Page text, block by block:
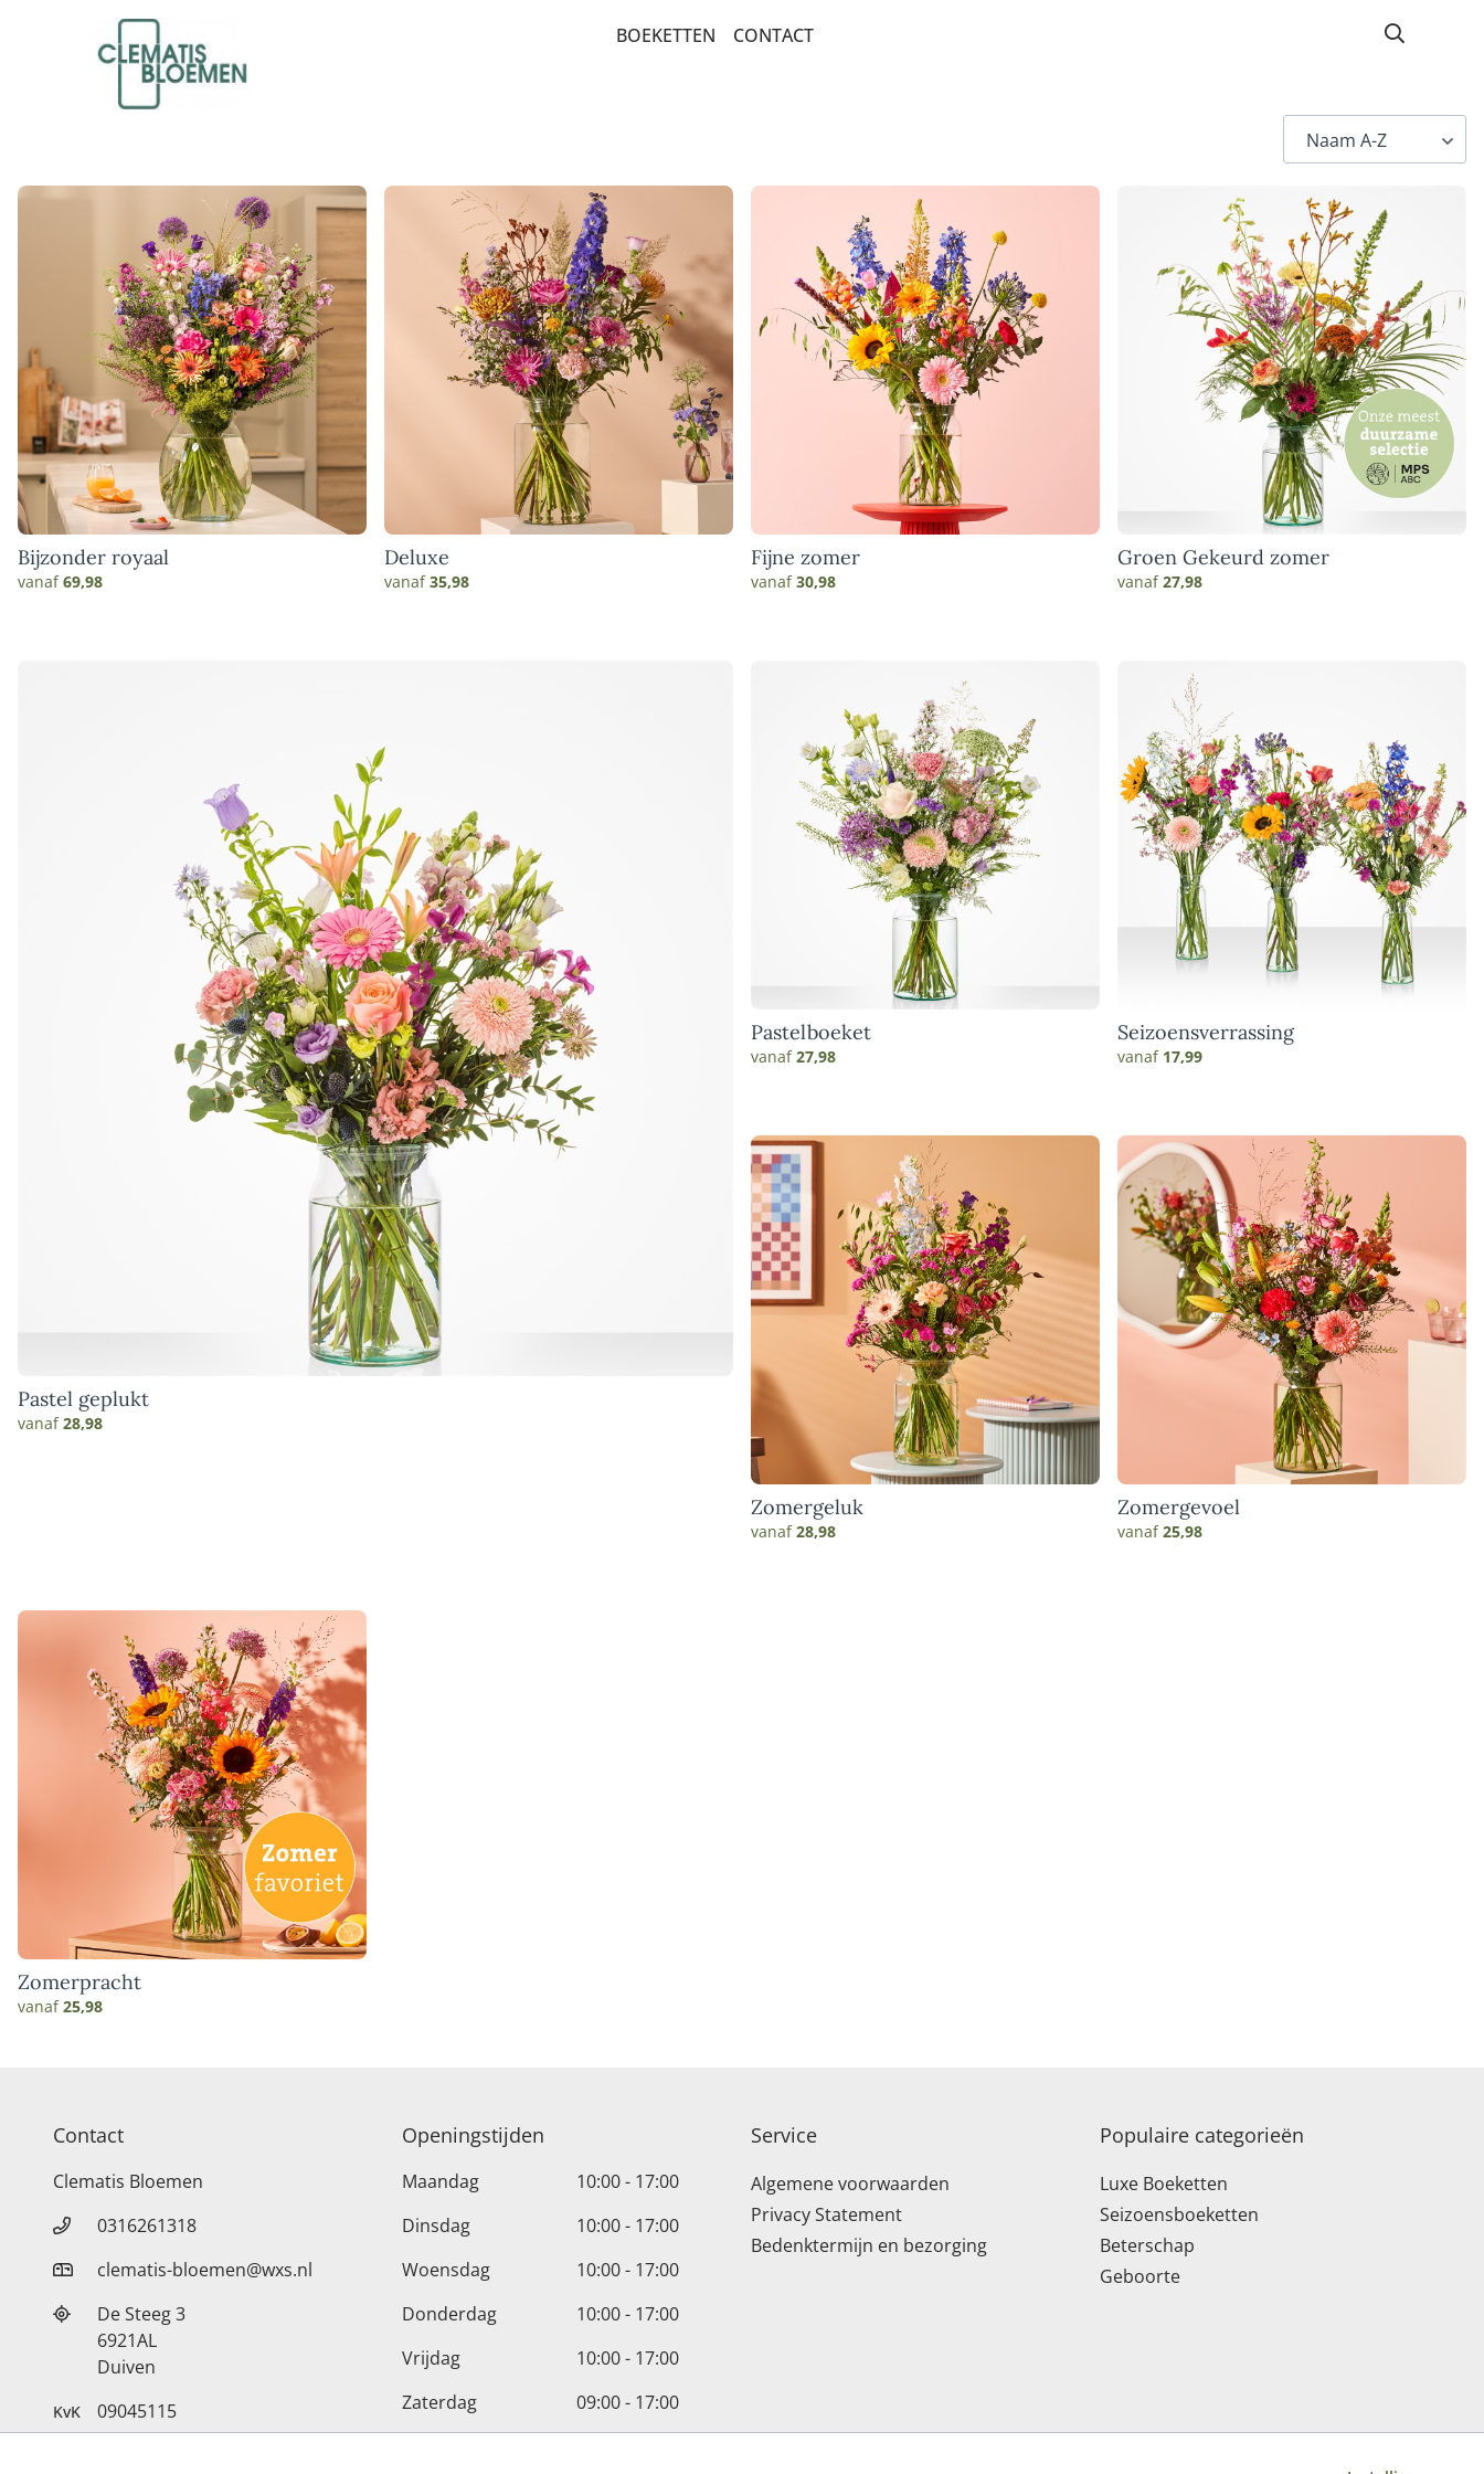
BOEKETTEN
PLUK EN VELDBOEKETTEN
ROUW EN CONDOLEANCE
ROZEN
LUXE-CADEAUBOEKETTEN
SEIZOENSBOEKETTEN
VERJAARDAG EN FELICITATIE
STRUCTUURBOEKET
CONTACT
Bijzonder royaal
vanaf69,98
Deluxe
vanaf35,98
Fijne zomer
vanaf30,98
Groen Gekeurd zomer
vanaf27,98
Pastel geplukt
vanaf28,98
Pastelboeket
vanaf27,98
Seizoensverrassing
vanaf 17,99
Zomergeluk
vanaf28,98
Zomergevoel
vanaf25,98
Zomerpracht
vanaf25,98
Contact
Clematis Bloemen
0316261318
clematis-bloemen@wxs.nl
De Steeg 3
6921AL
Duiven
KvK 09045115
Openingstijden
Maandag
10:00 - 17:00
Dinsdag
10:00 - 17:00
Woensdag
10:00 - 17:00
Donderdag
10:00 - 17:00
Vrijdag
10:00 - 17:00
Zaterdag
09:00 - 17:00
Service
Algemene voorwaarden
Privacy Statement
Bedenktermijn en bezorging
Populaire categorieën
Luxe Boeketten
Seizoensboeketten
Beterschap
Geboorte